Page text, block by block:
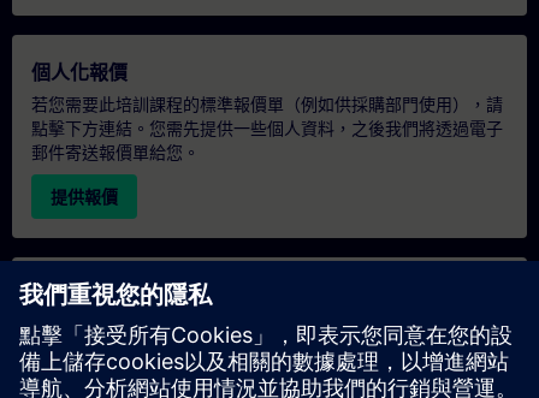
個人化報價
若您需要此培訓課程的標準報價單（例如供採購部門使用），請
點擊下方連結。您需先提供一些個人資料，之後我們將透過電子
郵件寄送報價單給您。
提供報價
專屬培訓諮詢
若您需要針對專屬培訓課程（無論是現場、線上或於我們的
SITRAIN 培訓中心舉辦）索取報價，請填寫下方的諮詢表單。此
類請求適合較大規模的團體（6 人以上）。提供您的聯絡資料及